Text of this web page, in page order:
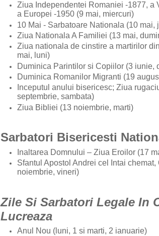
Ziua Independentei Romaniei -1877, a
a Europei -1950 (9 mai, miercuri)
10 Mai - Sarbatoare Nationala (10 mai,
Ziua Nationala A Familiei (13 mai,
Ziua nationala de cinstire a martirilor
mai, luni)
Duminica Parintilor si Copiilor (3 iunie,
Duminica Romanilor Migranti (19
Inceputul anului bisericesc; Ziua
septembrie, sambata)
Ziua Bibliei (13 noiembrie, marti)
Sarbatori Bisericesti
Inaltarea Domnului – Ziua Eroilor (17
Sfantul Apostol Andrei cel Intai
noiembrie, vineri)
Zile Si Sarbatori Legale In
Lucreaza
Anul Nou (luni, 1 si marti, 2 ianuarie)